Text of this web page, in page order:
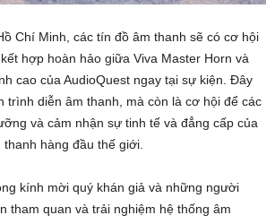
Chí Minh, các tín đồ âm thanh sẽ có cơ hội
hợp hoàn hảo giữa Viva Master Horn và
cao của AudioQuest ngay tại sự kiện. Đây
trình diễn âm thanh, mà còn là cơ hội để các
và cảm nhận sự tinh tế và đẳng cấp của
hàng đầu thế giới.
kính mời quý khán giả và những người
tham quan và trải nghiệm hệ thống âm